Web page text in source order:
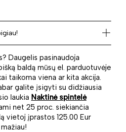
Daugelis pasinaudoja
baldą mūsų el. parduotuvėje
taikoma viena ar kita akcija.
galite įsigyti su didžiausia
laukia Naktinė spintelė
net 25 proc. siekiančia
vietoj įprastos 125.00 Eur